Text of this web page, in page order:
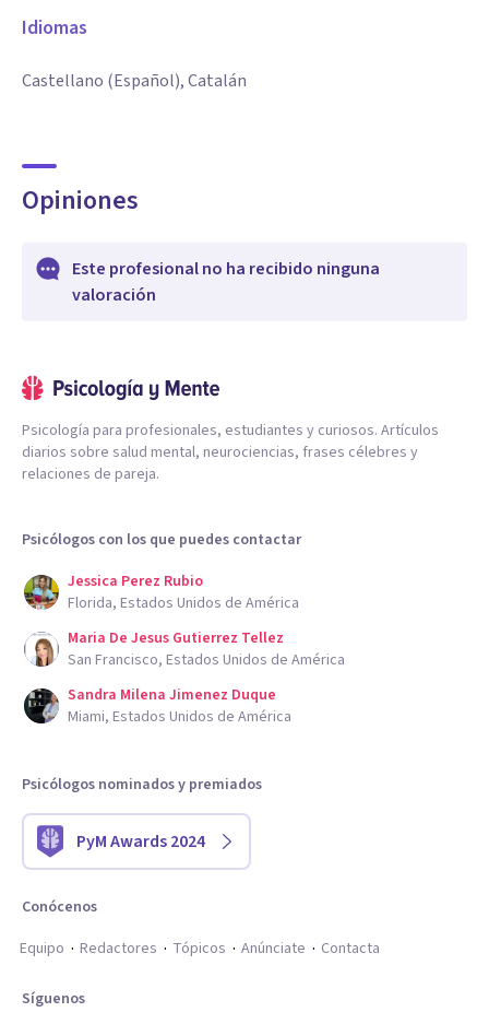
Idiomas
Castellano (Español), Catalán
Opiniones
Este profesional no ha recibido ninguna
valoración
Psicología para profesionales, estudiantes y curiosos. Artículos
diarios sobre salud mental, neurociencias, frases célebres y
relaciones de pareja.
Psicólogos con los que puedes contactar
Jessica Perez Rubio
Florida, Estados Unidos de América
Maria De Jesus Gutierrez Tellez
San Francisco, Estados Unidos de América
Sandra Milena Jimenez Duque
Miami, Estados Unidos de América
Psicólogos nominados y premiados
PyM Awards 2024
Conócenos
Equipo
Redactores Tópicos Anúnciate Contacta
Síguenos